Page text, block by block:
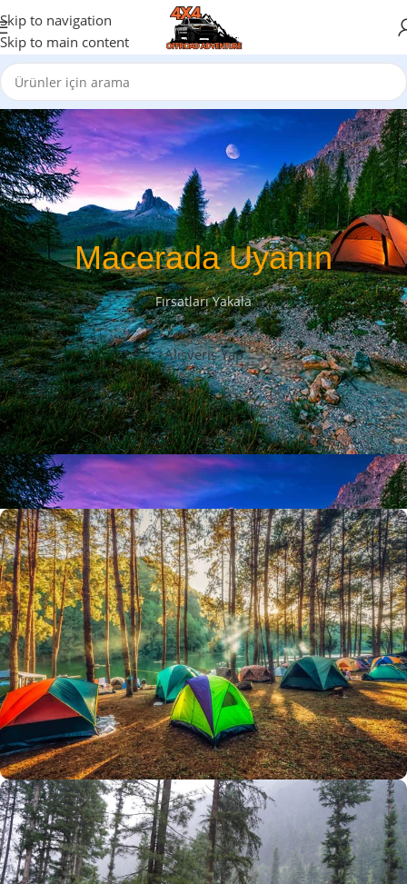
Skip to navigation
Skip to main content
Macerada Uyanın
Fırsatları Yakala
Alışveriş Yap
Büyük Yaz İndirimi
0
Günler
00
Hr
00
Min
00
SSK